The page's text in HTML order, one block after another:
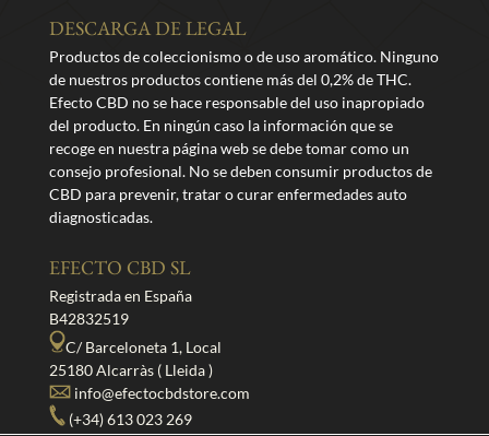
DESCARGA DE LEGAL
Productos de coleccionismo o de uso aromático. Ninguno
de nuestros productos contiene más del 0,2% de THC.
Efecto CBD no se hace responsable del uso inapropiado
del producto. En ningún caso la información que se
recoge en nuestra página web se debe tomar como un
consejo profesional. No se deben consumir productos de
CBD para prevenir, tratar o curar enfermedades auto
diagnosticadas.
EFECTO CBD SL
Registrada en España
B42832519
C/ Barceloneta 1, Local
25180 Alcarràs ( Lleida )
info@efectocbdstore.com
(+34) 613 023 269